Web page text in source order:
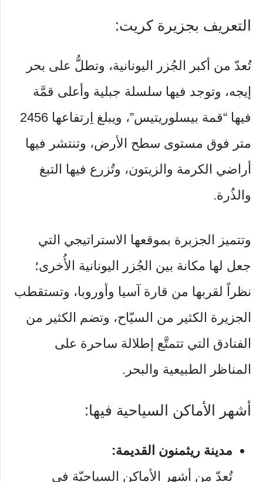
التعريف بجزيرة كريت:
تُعدّ من أكبر الجُزر اليونانية، وتطلُّ على بحر
إيجه، وتوجد فيها سلسلة جبلية وأعلى قمَّة
فيها “قمة بيسلوريتيس”، ويبلغ اِرتفاعها 2456
متر فوق مستوى سطح الأرض، وتنتشر فيها
أراضي الكرمة والزيتون، وتُزرع فيها التبغ
والذُرة.
وتتميز الجزبرة بموقعها الاستراتيجي التي
جعل لها مكانة بين الجُزر اليونانية الأُخرى؛
نظراً لقربها من قارة آسيا وأوروبا، وتستقطب
الجزيرة الكثير من السيّاح، وتضم الكثير من
الفنادق التي تتمتَّع إطلالة ساحرة على
المناظر الطبيعية والبحر.
أشهر الأماكن السياحية فيها:
مدينة ريثمنون القديمة:
تُعدّ من أشهر الأماكن السياحيّة في